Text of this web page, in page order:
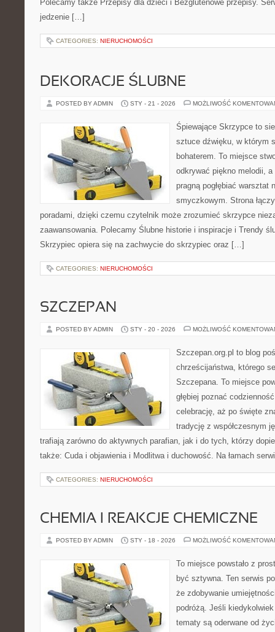
Polecamy także Przepisy dla dzieci i Bezglutenowe przepisy.
jedzenie […]
CATEGORIES: NIERUCHOMOŚCI
DEKORACJE ŚLUBNE
POSTED BY ADMIN STY - 21 - 2026 MOŻLIWOŚĆ
Śpiewające Skrzypce to
sztuce dźwięku, w którym
bohaterem. To miejsce
odkrywać piękno melodii,
pragną pogłębiać warsztat
smyczkowym. Strona
poradami, dzięki czemu czytelnik może zrozumieć skrzypce
zaawansowania. Polecamy Ślubne historie i inspiracje i Trendy
Skrzypiec opiera się na zachwycie do skrzypiec oraz […]
CATEGORIES: NIERUCHOMOŚCI
SZCZEPAN
POSTED BY ADMIN STY - 20 - 2026 MOŻLIWOŚĆ
Szczepan.org.pl to blog
chrześcijaństwa, którego
Szczepana. To miejsce
głębiej poznać
celebrację, aż po święte
tradycję z współczesnym
trafiają zarówno do aktywnych parafian, jak i do tych, którzy
także: Cuda i objawienia i Modlitwa i duchowość. Na łamach
CATEGORIES: NIERUCHOMOŚCI
CHEMIA I REAKCJE CHEMICZNE
POSTED BY ADMIN STY - 18 - 2026 MOŻLIWOŚĆ
To miejsce powstało z
być sztywna. Ten serwis
że zdobywanie
podróżą. Jeśli
tematy są oderwane od